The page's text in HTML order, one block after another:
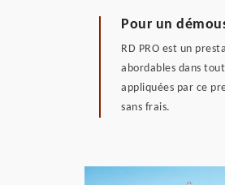
Pour un
RD PRO est un
abordables dans
appliquées par ce
sans frais.